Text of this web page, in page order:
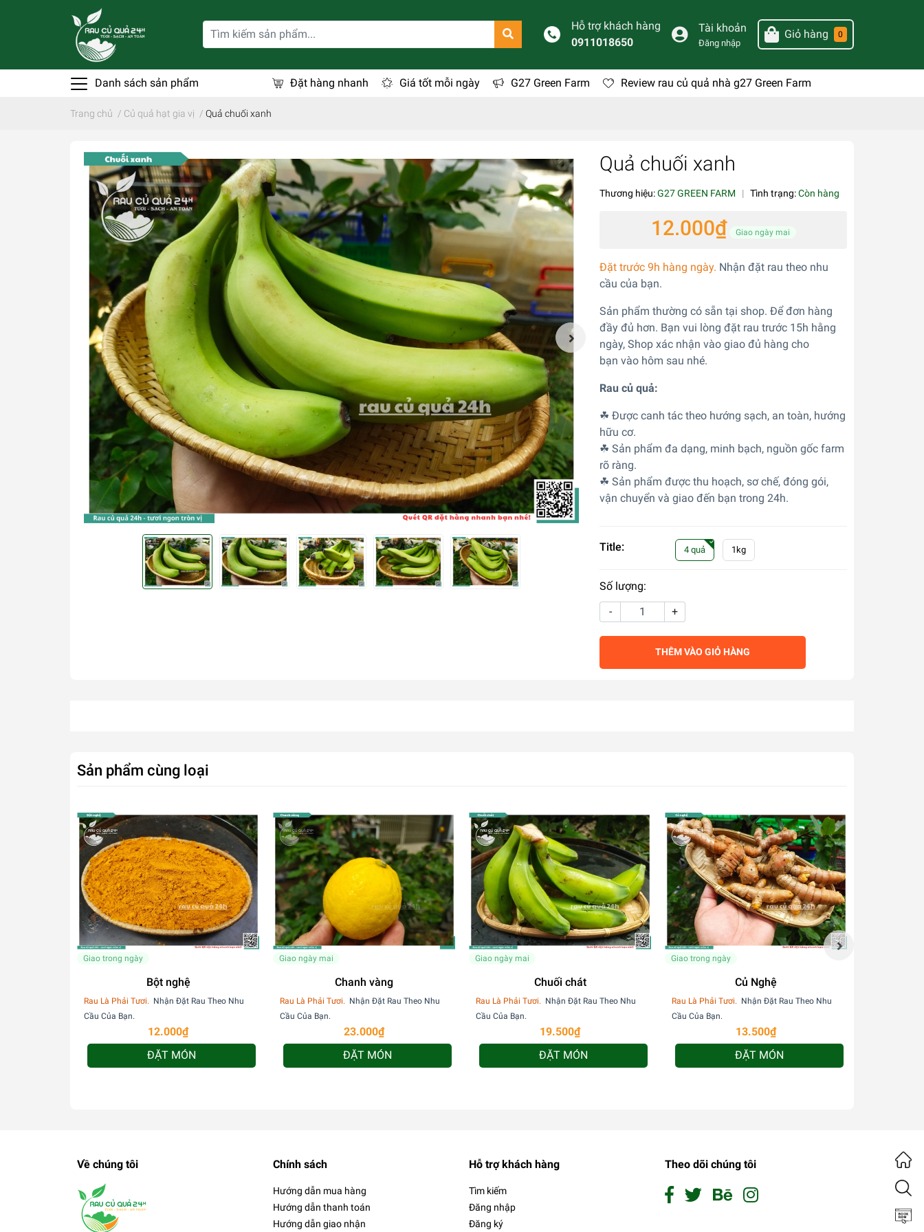
Hỗ trợ khách hàng
0911018650
Tài khoản
Đăng nhập
Giỏ hàng 0
Danh sách sản phẩm Đặt hàng nhanh Giá tốt mỗi ngày G27 Green Farm Review rau củ quả nhà g27 Green Farm
Trang chủ / Củ quả hạt gia vị / Quả chuối xanh
Quả chuối xanh
Thương hiệu:G27 GREEN FARM | Tình trạng:Còn hàng
12.000₫ Giao ngày mai
Đặt trước 9h hàng ngày. Nhận đặt rau theo nhu
cầu của bạn.
Sản phẩm thường có sẵn tại shop. Để đơn hàng
đầy đủ hơn. Bạn vui lòng đặt rau trước 15h hằng
ngày, Shop xác nhận vào giao đủ hàng cho
bạn vào hôm sau nhé.
Rau củ quả:
☘ Được canh tác theo hướng sạch, an toàn, hướng
hữu cơ.
☘ Sản phẩm đa dạng, minh bạch, nguồn gốc farm
rõ ràng.
☘ Sản phẩm được thu hoạch, sơ chế, đóng gói,
vận chuyển và giao đến bạn trong 24h.
Title: 4 quả 1kg
Số lượng:
-
+
THÊM VÀO GIỎ HÀNG
Sản phẩm cùng loại
Giao trong ngày
Bột nghệ
Rau Là Phải Tươi. Nhận Đặt Rau Theo Nhu
Cầu Của Bạn.
12.000₫
ĐẶT MÓN
Giao ngày mai
Chanh vàng
Rau Là Phải Tươi. Nhận Đặt Rau Theo Nhu
Cầu Của Bạn.
23.000₫
ĐẶT MÓN
Giao ngày mai
Chuối chát
Rau Là Phải Tươi. Nhận Đặt Rau Theo Nhu
Cầu Của Bạn.
19.500₫
ĐẶT MÓN
Giao trong ngày
Củ Nghệ
Rau Là Phải Tươi. Nhận Đặt Rau Theo Nhu
Cầu Của Bạn.
13.500₫
ĐẶT MÓN
Về chúng tôi Chính sách
Hướng dẫn mua hàng
Hướng dẫn thanh toán
Hướng dẫn giao nhận
Hỗ trợ khách hàng
Tìm kiếm
Đăng nhập
Đăng ký
Theo dõi chúng tôi